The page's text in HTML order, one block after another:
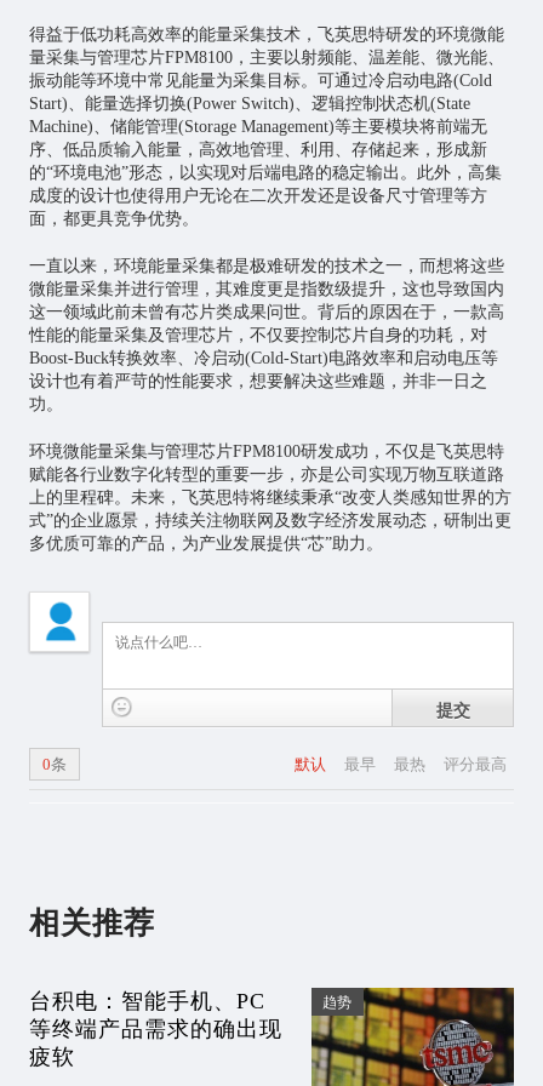
得益于低功耗高效率的能量采集技术，飞英思特研发的环境微能
量采集与管理芯片FPM8100，主要以射频能、温差能、微光能、
振动能等环境中常见能量为采集目标。可通过冷启动电路(Cold
Start)、能量选择切换(Power Switch)、逻辑控制状态机(State
Machine)、储能管理(Storage Management)等主要模块将前端无
序、低品质输入能量，高效地管理、利用、存储起来，形成新
的“环境电池”形态，以实现对后端电路的稳定输出。此外，高集
成度的设计也使得用户无论在二次开发还是设备尺寸管理等方
面，都更具竞争优势。
一直以来，环境能量采集都是极难研发的技术之一，而想将这些
微能量采集并进行管理，其难度更是指数级提升，这也导致国内
这一领域此前未曾有芯片类成果问世。背后的原因在于，一款高
性能的能量采集及管理芯片，不仅要控制芯片自身的功耗，对
Boost-Buck转换效率、冷启动(Cold-Start)电路效率和启动电压等
设计也有着严苛的性能要求，想要解决这些难题，并非一日之
功。
环境微能量采集与管理芯片FPM8100研发成功，不仅是飞英思特
赋能各行业数字化转型的重要一步，亦是公司实现万物互联道路
上的里程碑。未来，飞英思特将继续秉承“改变人类感知世界的方
式”的企业愿景，持续关注物联网及数字经济发展动态，研制出更
多优质可靠的产品，为产业发展提供“芯”助力。
提交
默认 最早 最热 评分最高
0条
相关推荐
台积电：智能手机、PC
等终端产品需求的确出现
疲软
趋势